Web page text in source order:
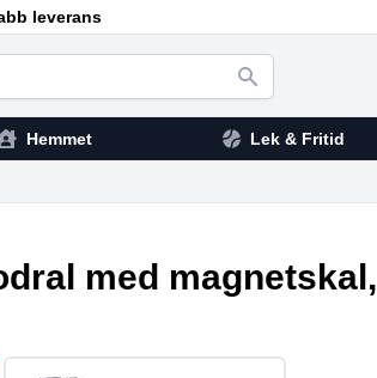
leverans
Hemmet Lek & Fritid
med magnetskal,